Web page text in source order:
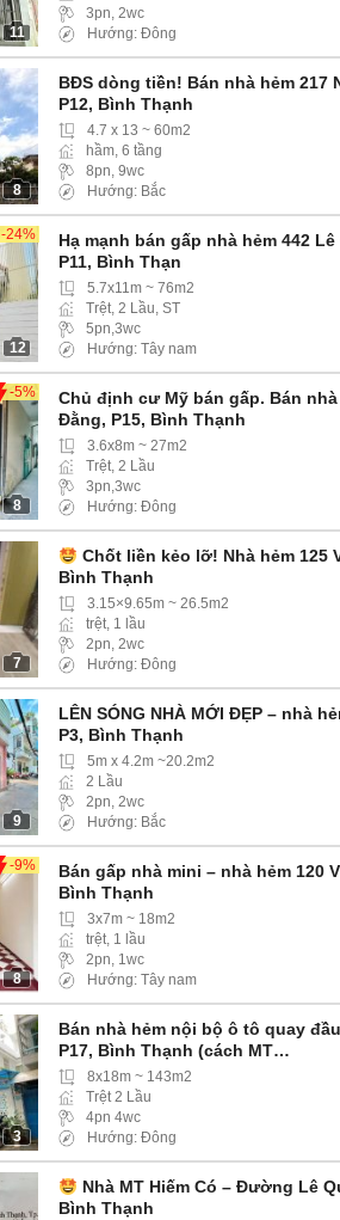
11
3pn, 2wc
Hướng: Đông
8
BĐS dòng tiền! Bán nhà hẻm 217
P12, Bình Thạnh
4.7 x 13 ~ 60m2
hầm, 6 tầng
8pn, 9wc
Hướng: Bắc
-24%
12
Hạ mạnh bán gấp nhà hẻm 442
P11, Bình Thạn
5.7x11m ~ 76m2
Trệt, 2 Lầu, ST
5pn,3wc
Hướng: Tây nam
-5%
8
Chủ định cư Mỹ bán gấp. Bán nhà
Đằng, P15, Bình Thạnh
3.6x8m ~ 27m2
Trệt, 2 Lầu
3pn,3wc
Hướng: Đông
7
Chốt liền kẻo lỡ! Nhà hẻm 125
Bình Thạnh
3.15×9.65m ~ 26.5m2
trệt, 1 lầu
2pn, 2wc
Hướng: Đông
9
LÊN SÓNG NHÀ MỚI ĐẸP – nhà
P3, Bình Thạnh
5m x 4.2m ~20.2m2
2 Lầu
2pn, 2wc
Hướng: Bắc
-9%
8
Bán gấp nhà mini – nhà hẻm 120
Bình Thạnh
3x7m ~ 18m2
trệt, 1 lầu
2pn, 1wc
Hướng: Tây nam
3
Bán nhà hẻm nội bộ ô tô quay
P17, Bình Thạnh (cách MT…
8x18m ~ 143m2
Trệt 2 Lầu
4pn 4wc
Hướng: Đông
Nhà MT Hiếm Có – Đường Lê
Bình Thạnh